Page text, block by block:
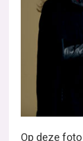
Op deze